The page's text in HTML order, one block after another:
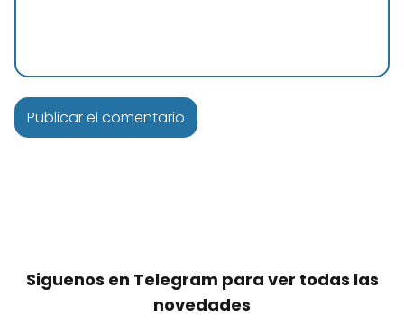
Siguenos en Telegram para ver todas las
novedades